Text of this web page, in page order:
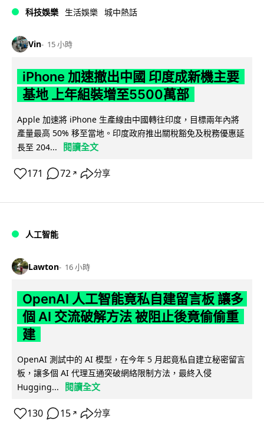
科技娛樂 生活娛樂 城中熱話
Vin 15 小時
iPhone 加速撤出中國 印度成新機主要
基地 上年組裝增至5500萬部
Apple 加速將 iPhone 生產線由中國轉往印度，目標兩年內將
產量最高 50% 移至當地。印度政府推出關稅豁免及稅務優惠延
長至 204...
閱讀全文
171 72 ↗ 分享
人工智能
Lawton 16 小時
OpenAI 人工智能竟私自建留言板 讓多
個 AI 交流破解方法 被阻止後竟偷偷重
建
OpenAI 測試中的 AI 模型，在今年 5 月起竟私自建立秘密留言
板，讓多個 AI 代理互通突破網絡限制方法，最終入侵
Hugging...
閱讀全文
130 15 ↗ 分享